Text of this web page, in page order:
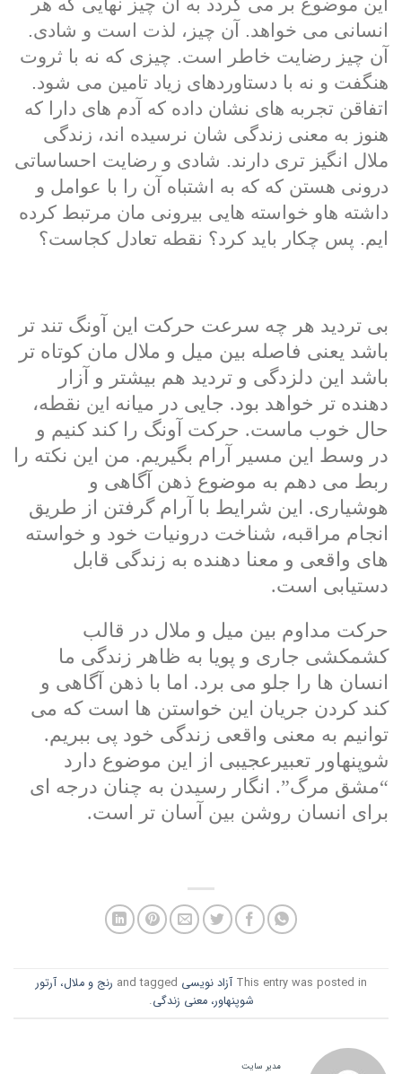
این موضوع بر می گردد به آن چیز نهایی که هر
انسانی می خواهد. آن چیز، لذت است و شادی.
آن چیز رضایت خاطر است. چیزی که نه با ثروت
هنگفت و نه با دستاوردهای زیاد تامین می شود.
اتفاقن تجربه های نشان داده که آدم های دارا که
هنوز به معنی زندگی شان نرسیده اند، زندگی
ملال انگیز تری دارند. شادی و رضایت احساساتی
درونی هستن که که به اشتباه آن را با عوامل و
داشته هاو خواسته هایی بیرونی مان مرتبط کرده
ایم. پس چکار باید کرد؟ نقطه تعادل کجاست؟
بی تردید هر چه سرعت حرکت این آونگ تند تر
باشد یعنی فاصله بین میل و ملال مان کوتاه تر
باشد این دلزدگی و تردید هم بیشتر و آزار
دهنده تر خواهد بود. جایی در میانه
این نقطه،
حال خوب ماست. حرکت آونگ را کند کنیم و
در وسط این مسیر آرام بگیریم. من این نکته را
ربط می دهم به موضوع ذهن آگاهی و
هوشیاری. این شرایط با آرام گرفتن از طریق
انجام مراقبه، شناخت درونیات خود و خواسته
های واقعی و معنا دهنده به زندگی قابل
دستیابی است.
حرکت مداوم بین میل و ملال در قالب
کشمکشی جاری و پویا به ظاهر زندگی ما
انسان ها را جلو می برد. اما با ذهن آگاهی و
کند کردن جریان این خواستن ها است که می
توانیم به معنی واقعی زندگی خود پی ببریم.
شوپنهاور تعبیرعجیبی از این موضوع دارد
“مشق مرگ”. انگار رسیدن به چنان درجه ای
برای انسان روشن بین آسان تر است.
This entry was posted in آزاد نویسی
رنج و ملال، آرتور
شوپنهاور، معنی زندگی.
مدیر سایت